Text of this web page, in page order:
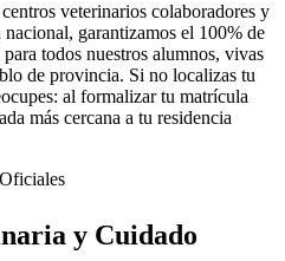
veterinarios colaboradores y
garantizamos el 100% de
todos nuestros alumnos, vivas
de provincia. Si no localizas tu
al formalizar tu matrícula
más cercana a tu residencia
y Cuidado